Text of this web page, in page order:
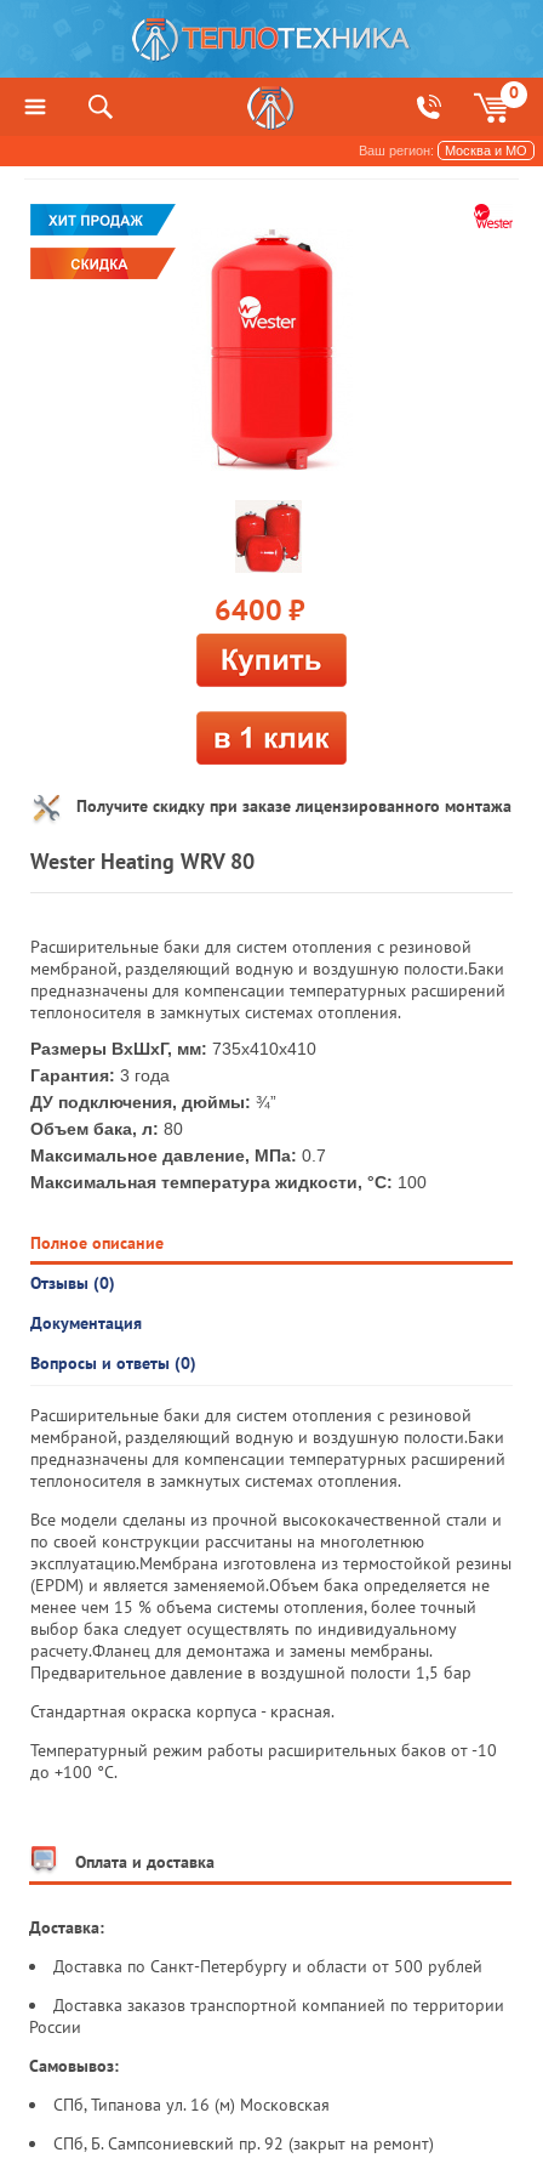
0
Ваш регион: Москва и МО
6400 руб.
Получите скидку при заказе лицензированного монтажа
Wester Heating WRV 80
Расширительные баки для систем отопления с резиновой
мембраной, разделяющий водную и воздушную полости.Баки
предназначены для компенсации температурных расширений
теплоносителя в замкнутых системах отопления.
Размеры ВхШхГ, мм: 735x410x410
Гарантия: 3 года
ДУ подключения, дюймы: ¾”
Объем бака, л: 80
Максимальное давление, МПа: 0.7
Максимальная температура жидкости, °С: 100
Полное описание
Отзывы (0)
Документация
Вопросы и ответы (0)
Расширительные баки для систем отопления с резиновой
мембраной, разделяющий водную и воздушную полости.Баки
предназначены для компенсации температурных расширений
теплоносителя в замкнутых системах отопления.
Все модели сделаны из прочной высококачественной стали и
по своей конструкции рассчитаны на многолетнюю
эксплуатацию.Мембрана изготовлена из термостойкой резины
(EPDM) и является заменяемой.Объем бака определяется не
менее чем 15 % объема системы отопления, более точный
выбор бака следует осуществлять по индивидуальному
расчету.Фланец для демонтажа и замены мембраны.
Предварительное давление в воздушной полости 1,5 бар
Стандартная окраска корпуса - красная.
Температурный режим работы расширительных баков от -10
до +100 °С.
Оплата и доставка
Доставка:
Доставка по Санкт-Петербургу и области от 500 рублей
Доставка заказов транспортной компанией по территории
России
Самовывоз:
СПб, Типанова ул. 16 (м) Московская
СПб, Б. Сампсониевский пр. 92 (закрыт на ремонт)